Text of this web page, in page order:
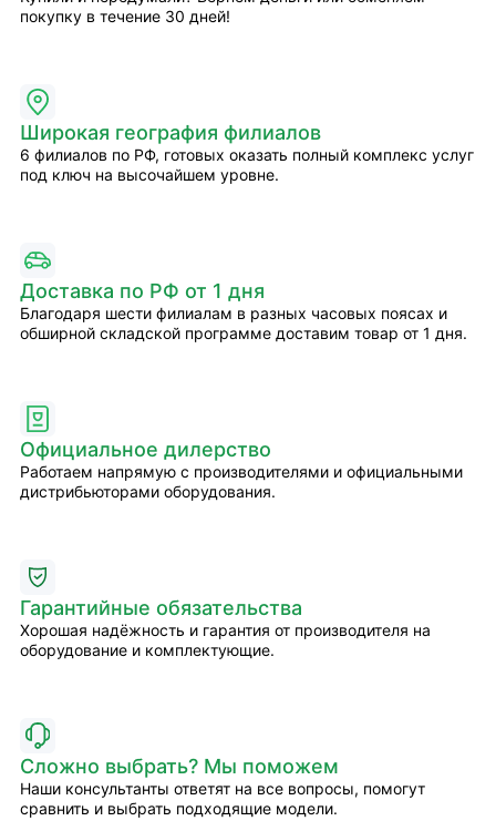
покупку в течение 30 дней!
Широкая география филиалов
6 филиалов по РФ, готовых оказать полный комплекс услуг
под ключ на высочайшем уровне.
Доставка по РФ от 1 дня
Благодаря шести филиалам в разных часовых поясах и
обширной складской программе доставим товар от 1 дня.
Официальное дилерство
Работаем напрямую с производителями и официальными
дистрибьюторами оборудования.
Гарантийные обязательства
Хорошая надёжность и гарантия от производителя на
оборудование и комплектующие.
Сложно выбрать? Мы поможем
Наши консультанты ответят на все вопросы, помогут
сравнить и выбрать подходящие модели.